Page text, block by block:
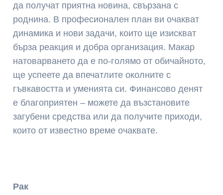
да получат приятна новина, свързана с
роднина. В професионален план ви очакват
динамика и нови задачи, които ще изискват
бърза реакция и добра организация. Макар
натоварването да е по-голямо от обичайното,
ще успеете да впечатлите околните с
гъвкавостта и уменията си. Финансово денят
е благоприятен – можете да възстановите
загубени средства или да получите приходи,
които от известно време очаквате.
Рак